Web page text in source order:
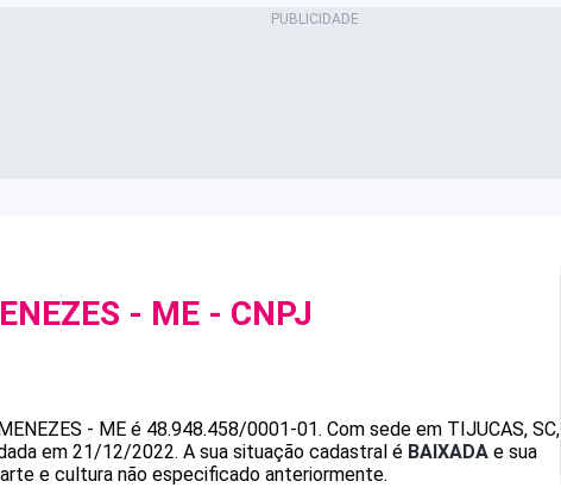
- ME - CNPJ
- ME é 48.948.458/0001-01. Com sede em TIJUCAS, SC,
em 21/12/2022. A sua situação cadastral é BAIXADA e sua
e cultura não especificado anteriormente.